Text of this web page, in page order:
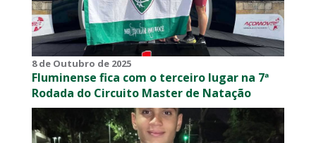
8 de Outubro de 2025
Fluminense fica com o terceiro lugar na 7ª
Rodada do Circuito Master de Natação